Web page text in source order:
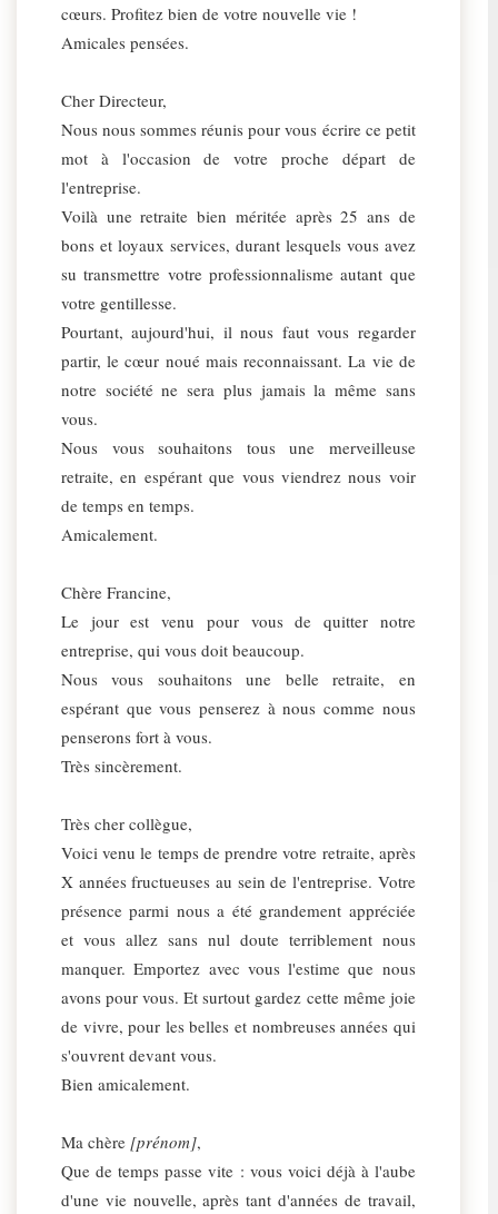
cœurs. Profitez bien de votre nouvelle vie !
Amicales pensées.
Cher Directeur,
Nous nous sommes réunis pour vous écrire ce petit
mot à l'occasion de votre proche départ de
l'entreprise.
Voilà une retraite bien méritée après 25 ans de
bons et loyaux services, durant lesquels vous avez
su transmettre votre professionnalisme autant que
votre gentillesse.
Pourtant, aujourd'hui, il nous faut vous regarder
partir, le cœur noué mais reconnaissant. La vie de
notre société ne sera plus jamais la même sans
vous.
Nous vous souhaitons tous une merveilleuse
retraite, en espérant que vous viendrez nous voir
de temps en temps.
Amicalement.
Chère Francine,
Le jour est venu pour vous de quitter notre
entreprise, qui vous doit beaucoup.
Nous vous souhaitons une belle retraite, en
espérant que vous penserez à nous comme nous
penserons fort à vous.
Très sincèrement.
Très cher collègue,
Voici venu le temps de prendre votre retraite, après
X années fructueuses au sein de l'entreprise. Votre
présence parmi nous a été grandement appréciée
et vous allez sans nul doute terriblement nous
manquer. Emportez avec vous l'estime que nous
avons pour vous. Et surtout gardez cette même joie
de vivre, pour les belles et nombreuses années qui
s'ouvrent devant vous.
Bien amicalement.
Ma chère [prénom],
Que de temps passe vite : vous voici déjà à l'aube
d'une vie nouvelle, après tant d'années de travail,